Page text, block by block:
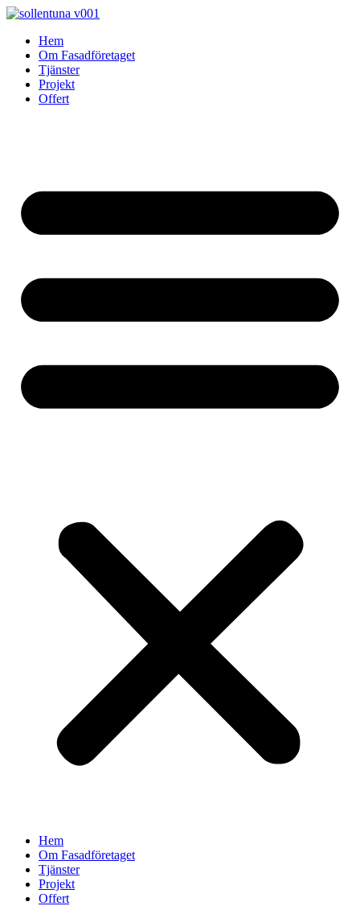
Skip
contentHem
Om Fasadföretaget
Tjänster
Projekt
Offert
Hem
Om Fasadföretaget
Tjänster
Projekt
Offert